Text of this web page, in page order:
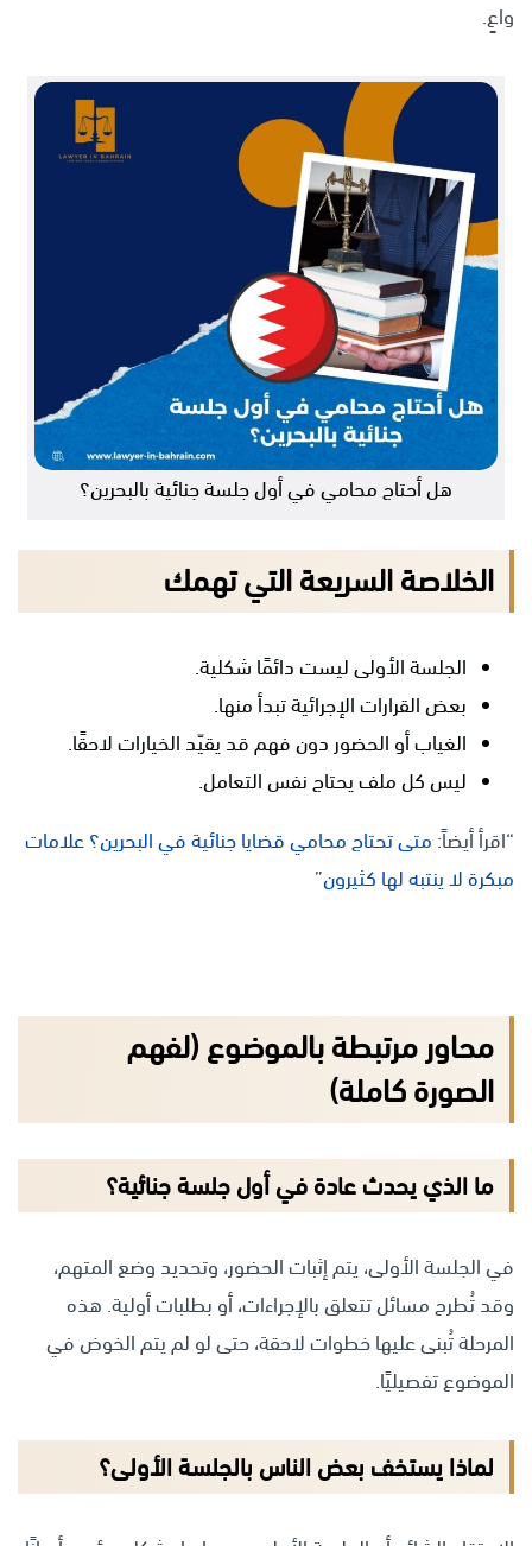
واعٍ.
هل أحتاج محامي في أول جلسة جنائية بالبحرين؟
الخلاصة السريعة التي تهمك
الجلسة الأولى ليست دائمًا شكلية.
بعض القرارات الإجرائية تبدأ منها.
الغياب أو الحضور دون فهم قد يقيّد الخيارات لاحقًا.
ليس كل ملف يحتاج نفس التعامل.
“اقرأ أيضاً: متى تحتاج محامي قضايا جنائية في البحرين؟ علامات
مبكرة لا ينتبه لها كثيرون”
محاور مرتبطة بالموضوع (لفهم
الصورة كاملة)
ما الذي يحدث عادة في أول جلسة جنائية؟
في الجلسة الأولى، يتم إثبات الحضور، وتحديد وضع المتهم،
وقد تُطرح مسائل تتعلق بالإجراءات، أو بطلبات أولية. هذه
المرحلة تُبنى عليها خطوات لاحقة، حتى لو لم يتم الخوض في
الموضوع تفصيليًا.
لماذا يستخف بعض الناس بالجلسة الأولى؟